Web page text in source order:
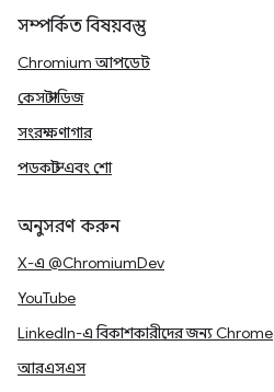
সম্পর্কিত বিষয়বস্তু
Chromium আপডেট
কেস স্টাডিজ
সংরক্ষণাগার
পডকাস্ট এবং শো
অনুসরণ করুন
X-এ @ChromiumDev
YouTube
LinkedIn-এ বিকাশকারীদের জন্য Chrome
আরএসএস